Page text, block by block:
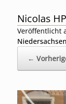
Nicolas
Veröffentlicht
Niedersachsen
←